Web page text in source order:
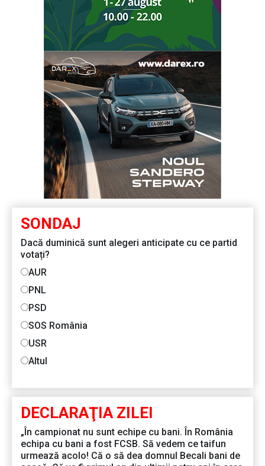
SONDAJ
Dacă duminică sunt alegeri anticipate cu ce partid
votați?
AUR
PNL
PSD
SOS România
USR
Altul
DECLARAŢIA ZILEI
„În campionat nu sunt echipe cu bani. În România
echipa cu bani a fost FCSB. Să vedem ce taifun
urmează acolo! Că o să dea domnul Becali bani de